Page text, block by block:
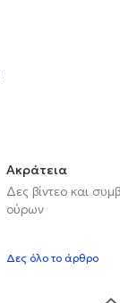
Ακράτεια
Δες βίντεο και
ούρων
Δες όλο το άρθρο